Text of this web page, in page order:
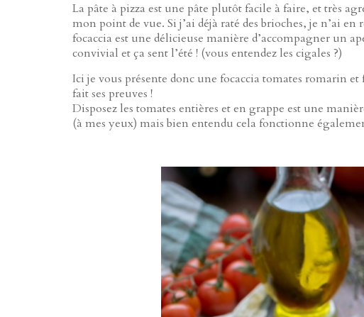
La pâte à pizza est une pâte plutôt facile à faire, et très
mon point de vue. Si j’ai déjà raté des brioches, je n’ai en
focaccia est une délicieuse manière d’accompagner un
convivial et ça sent l’été ! (vous entendez les cigales ?)
Ici je vous présente donc une focaccia tomates romarin
fait ses preuves !
Disposez les tomates entières et en grappe est une
(à mes yeux) mais bien entendu cela fonctionne